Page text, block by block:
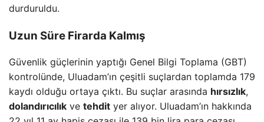
durduruldu.
Uzun Süre Firarda Kalmış
Güvenlik güçlerinin yaptığı Genel Bilgi Toplama (GBT)
kontrolünde, Uluadam’ın çeşitli suçlardan toplamda 179
kaydı olduğu ortaya çıktı. Bu suçlar arasında hırsızlık,
dolandırıcılık ve tehdit yer alıyor. Uluadam’ın hakkında